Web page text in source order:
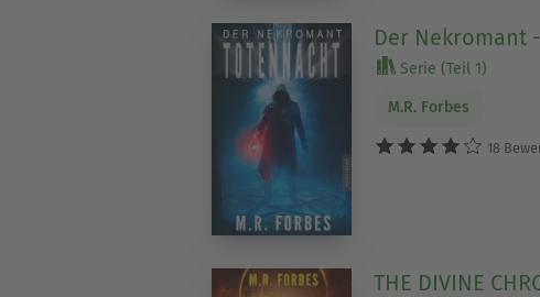
Der Nekromant
Serie (Teil 1)
M.R. Forbes
18
THE DIVINE